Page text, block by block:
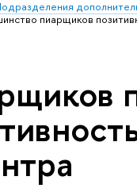
пиарщиков